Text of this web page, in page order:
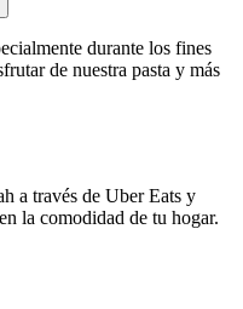
durante los fines
de nuestra pasta y más
a través de Uber Eats y
la comodidad de tu hogar.